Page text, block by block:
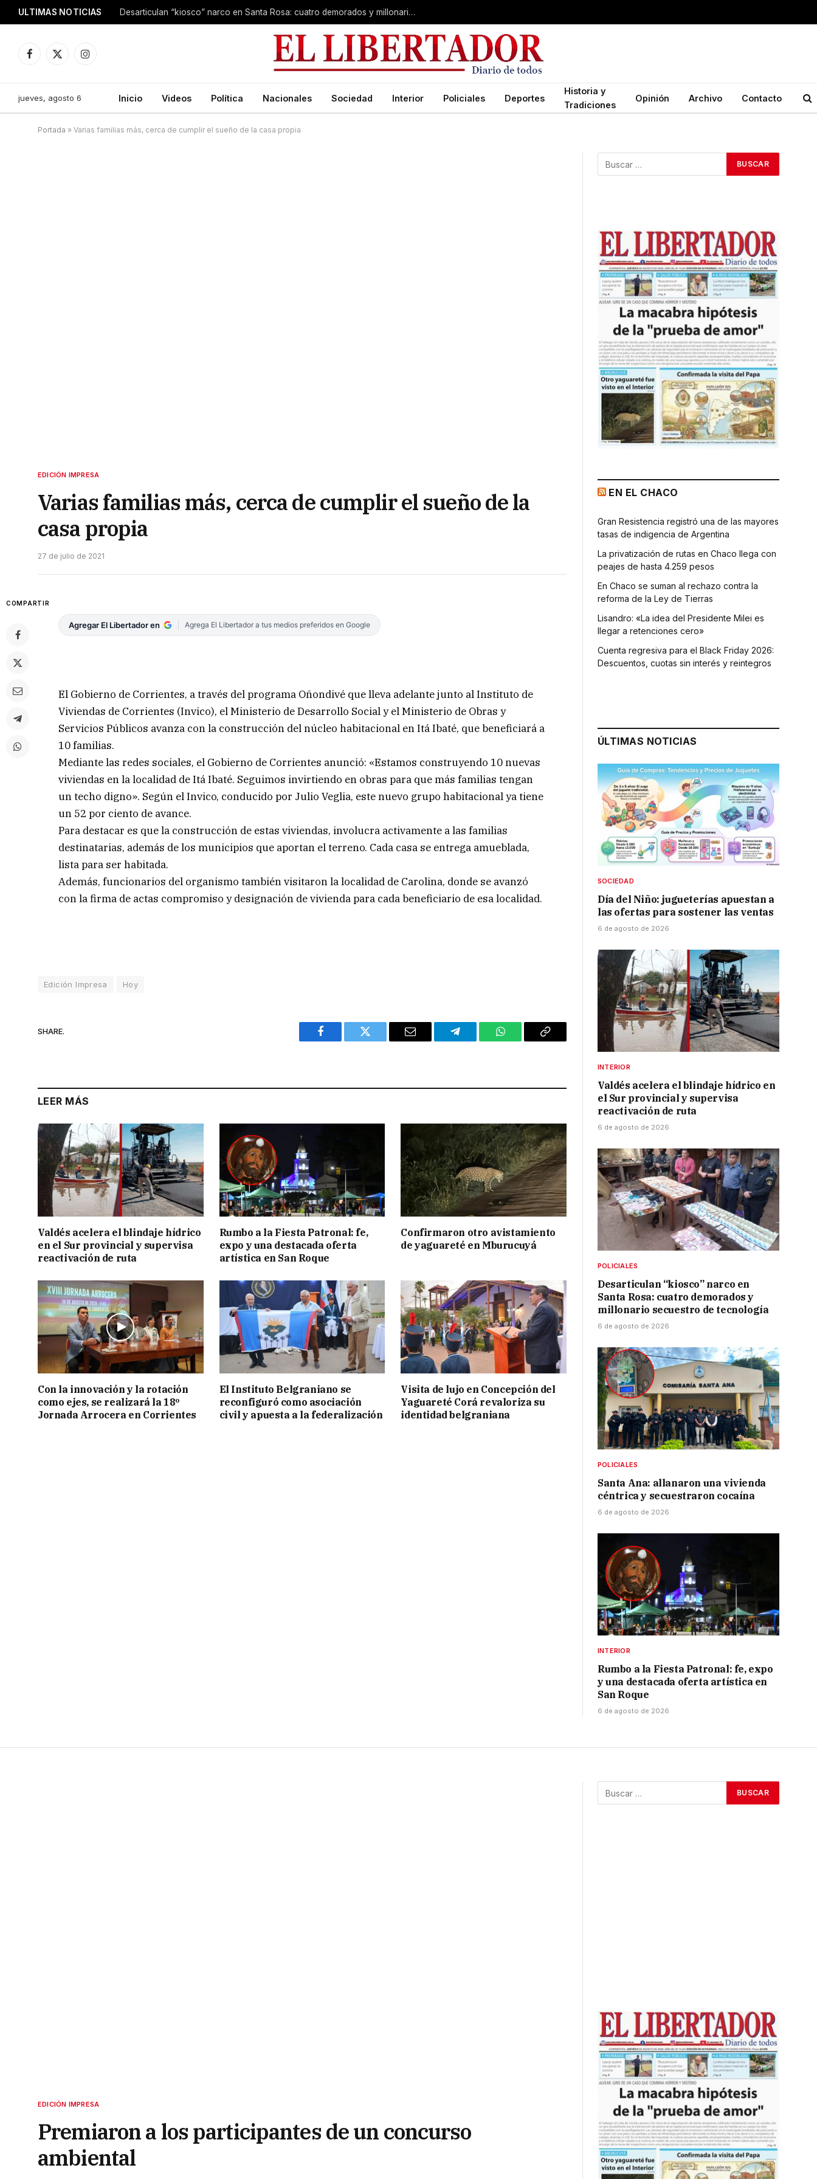
ULTIMAS NOTICIAS Desarticulan “kiosco” narco en Santa Rosa: cuatro demorados y millonario secuestro de tecnología
Facebook
X
Instagram
jueves, agosto 6 Inicio Videos Política Nacionales Sociedad Interior Policiales Deportes
Historia y
Tradiciones
Opinión Archivo Contacto
Portada » Varias familias más, cerca de cumplir el sueño de la casa propia
EDICIÓN IMPRESA
Varias familias más, cerca de cumplir el sueño de la
casa propia
27 de julio de 2021
COMPARTIR
Agregar El Libertador en Agrega El Libertador a tus medios preferidos en Google
El Gobierno de Corrientes, a través del programa Oñondivé que lleva adelante junto al Instituto de
Viviendas de Corrientes (Invico), el Ministerio de Desarrollo Social y el Ministerio de Obras y
Servicios Públicos avanza con la construcción del núcleo habitacional en Itá Ibaté, que beneficiará a
10 familias.
Mediante las redes sociales, el Gobierno de Corrientes anunció: «Estamos construyendo 10 nuevas
viviendas en la localidad de Itá Ibaté. Seguimos invirtiendo en obras para que más familias tengan
un techo digno». Según el Invico, conducido por Julio Veglia, este nuevo grupo habitacional ya tiene
un 52 por ciento de avance.
Para destacar es que la construcción de estas viviendas, involucra activamente a las familias
destinatarias, además de los municipios que aportan el terreno. Cada casa se entrega amueblada,
lista para ser habitada.
Además, funcionarios del organismo también visitaron la localidad de Carolina, donde se avanzó
con la firma de actas compromiso y designación de vivienda para cada beneficiario de esa localidad.
Edición Impresa Hoy
SHARE.
Facebook Twitter Email Telegram WhatsAppCopy
LEER MÁS
Valdés acelera el blindaje hídrico
en el Sur provincial y supervisa
reactivación de ruta
Rumbo a la Fiesta Patronal: fe,
expo y una destacada oferta
artística en San Roque
Confirmaron otro avistamiento
de yaguareté en Mburucuyá
Con la innovación y la rotación
como ejes, se realizará la 18º
Jornada Arrocera en Corrientes
El Instituto Belgraniano se
reconfiguró como asociación
civil y apuesta a la federalización
Visita de lujo en Concepción del
Yaguareté Corá revaloriza su
identidad belgraniana
EN EL CHACO
Gran Resistencia registró una de las mayores
tasas de indigencia de Argentina
La privatización de rutas en Chaco llega con
peajes de hasta 4.259 pesos
En Chaco se suman al rechazo contra la
reforma de la Ley de Tierras
Lisandro: «La idea del Presidente Milei es
llegar a retenciones cero»
Cuenta regresiva para el Black Friday 2026:
Descuentos, cuotas sin interés y reintegros
ÚLTIMAS NOTICIAS
SOCIEDAD
Día del Niño: jugueterías apuestan a
las ofertas para sostener las ventas
6 de agosto de 2026
INTERIOR
Valdés acelera el blindaje hídrico en
el Sur provincial y supervisa
reactivación de ruta
6 de agosto de 2026
POLICIALES
Desarticulan “kiosco” narco en
Santa Rosa: cuatro demorados y
millonario secuestro de tecnología
6 de agosto de 2026
POLICIALES
Santa Ana: allanaron una vivienda
céntrica y secuestraron cocaína
6 de agosto de 2026
INTERIOR
Rumbo a la Fiesta Patronal: fe, expo
y una destacada oferta artística en
San Roque
6 de agosto de 2026
EDICIÓN IMPRESA
Premiaron a los participantes de un concurso
ambiental